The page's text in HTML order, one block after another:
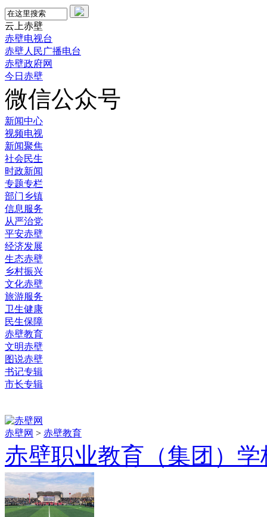
云上赤壁
赤壁电视台
赤壁人民广播电台
赤壁政府网
今日赤壁
微信公众号
新闻中心
视频电视
新闻聚焦
社会民生
时政新闻
专题专栏
部门乡镇
信息服务
从严治党
平安赤壁
经济发展
生态赤壁
乡村振兴
文化赤壁
旅游服务
卫生健康
民生保障
赤壁教育
文明赤壁
图说赤壁
书记专辑
市长专辑
赤壁网 > 赤壁教育
赤壁职业教育（集团）